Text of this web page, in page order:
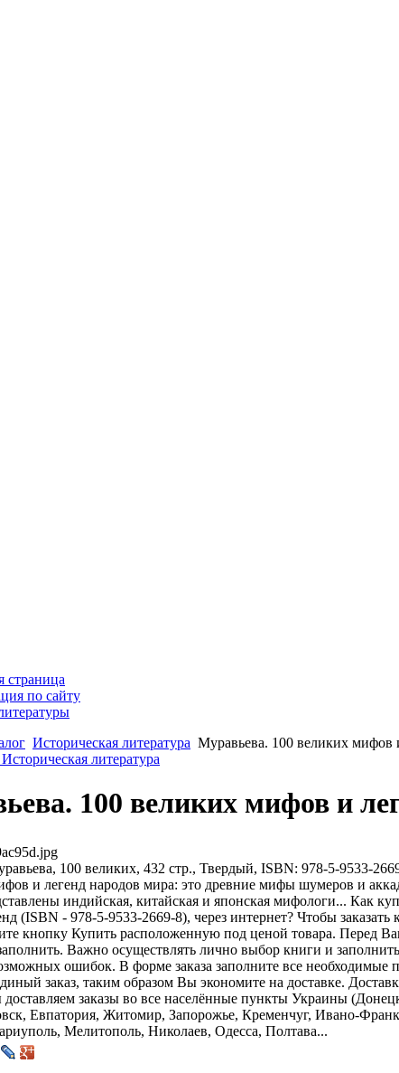
страница
по сайту
Историческая литература Муравьева. 100 великих мифов
литература
100 великих мифов и
100 великих, 432 стр., Твердый, ISBN: 978-5-9533-
и легенд народов мира: это древние мифы шумеров и
индийская, китайская и японская мифологи... Как
(ISBN - 978-5-9533-2669-8), через интернет? Чтобы
кнопку Купить расположенную под ценой товара. Перед
Важно осуществлять лично выбор книги и
ошибок. В форме заказа заполните все
заказ, таким образом Вы экономите на доставке.
заказы во все населённые пункты Украины
Евпатория, Житомир, Запорожье, Кременчуг, Ивано-
Мелитополь, Николаев, Одесса, Полтава...